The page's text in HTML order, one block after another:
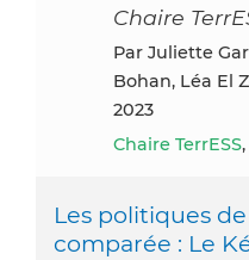
Chaire
par Juliette Garine-Wichatitsky, Lého De
Bohan, Léa El
2023
Chaire TerrESS
Les politiques de
comparée : Le